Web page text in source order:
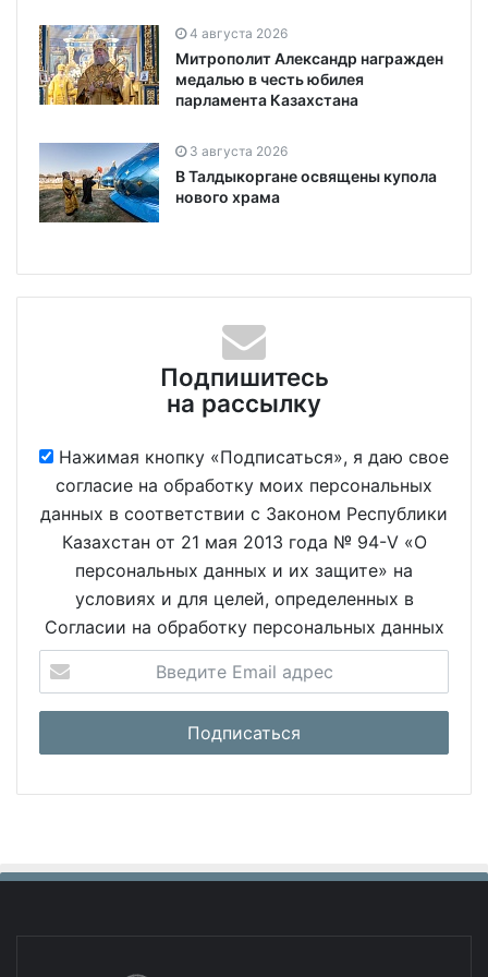
4 августа 2026
Митрополит Александр награжден
медалью в честь юбилея
парламента Казахстана
3 августа 2026
В Талдыкоргане освящены купола
нового храма
Подпишитесь
на рассылку
Нажимая кнопку «Подписаться», я даю свое
согласие на обработку моих персональных
данных в соответствии с Законом Республики
Казахстан от 21 мая 2013 года № 94-V «О
персональных данных и их защите» на
условиях и для целей, определенных в
Согласии на обработку персональных данных